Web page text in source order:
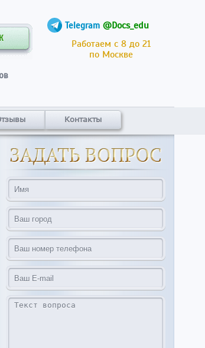
Telegram @Docs_edu
Работаем с 8 до 21
по Москве
Контакты